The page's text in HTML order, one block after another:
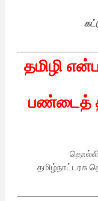
தமிழி
பண்டைத்
தமிழ்நாட்டரசு